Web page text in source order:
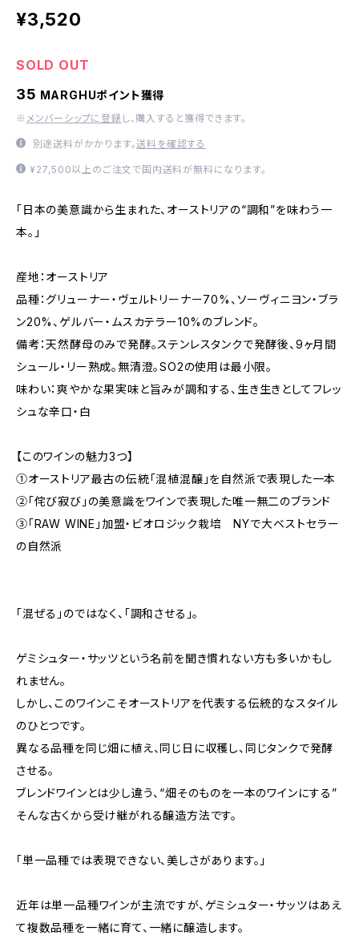
¥3,520
SOLD OUT
35 MARGHUポイント獲得
※ メンバーシップに登録 し、購入すると獲得できます。
別途送料がかかります。送料を確認する
¥27,500以上のご注文で国内送料が無料になります。
「日本の美意識から生まれた、オーストリアの“調和”を味わう一
本。」
産地：オーストリア
品種：グリューナー・ヴェルトリーナー70%、ソーヴィニヨン・ブラ
ン20%、ゲルバー・ムスカテラー10%のブレンド。
備考：天然酵母のみで発酵。ステンレスタンクで発酵後、9ヶ月間
シュール・リー熟成。無清澄。SO2の使用は最小限。
味わい：爽やかな果実味と旨みが調和する、生き生きとしてフレッ
シュな辛口・白
【このワインの魅力3つ】
①オーストリア最古の伝統「混植混醸」を自然派で表現した一本
②「侘び寂び」の美意識をワインで表現した唯一無二のブランド
③「RAW WINE」加盟・ビオロジック栽培 NYで大ベストセラー
の自然派
「混ぜる」のではなく、「調和させる」。
ゲミシュター・サッツという名前を聞き慣れない方も多いかもし
れません。
しかし、このワインこそオーストリアを代表する伝統的なスタイル
のひとつです。
異なる品種を同じ畑に植え、同じ日に収穫し、同じタンクで発酵
させる。
ブレンドワインとは少し違う、“畑そのものを一本のワインにする”
そんな古くから受け継がれる醸造方法です。
「単一品種では表現できない、美しさがあります。」
近年は単一品種ワインが主流ですが、ゲミシュター・サッツはあえ
て複数品種を一緒に育て、一緒に醸造します。